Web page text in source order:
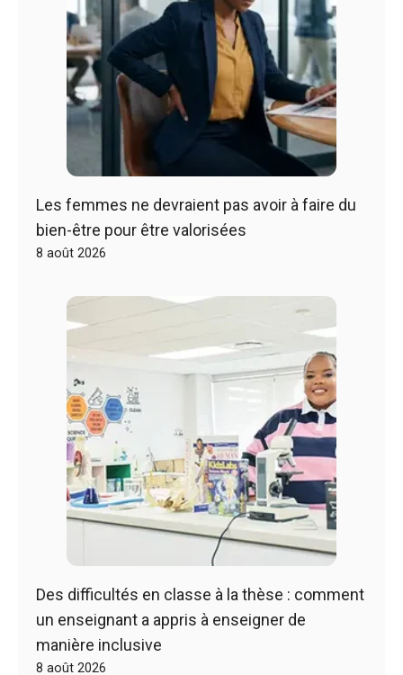
Les femmes ne devraient pas avoir à faire du
bien-être pour être valorisées
8 août 2026
Des difficultés en classe à la thèse : comment
un enseignant a appris à enseigner de
manière inclusive
8 août 2026